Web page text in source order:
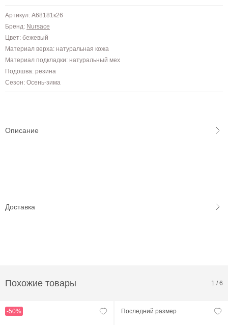
Артикул: A68181к26
Бренд: Nursace
Цвет: бежевый
Материал верха: натуральная кожа
Материал подкладки: натуральный мех
Подошва: резина
Сезон: Осень-зима
Описание
Доставка
Похожие товары 1 /6
-50% Последний размер